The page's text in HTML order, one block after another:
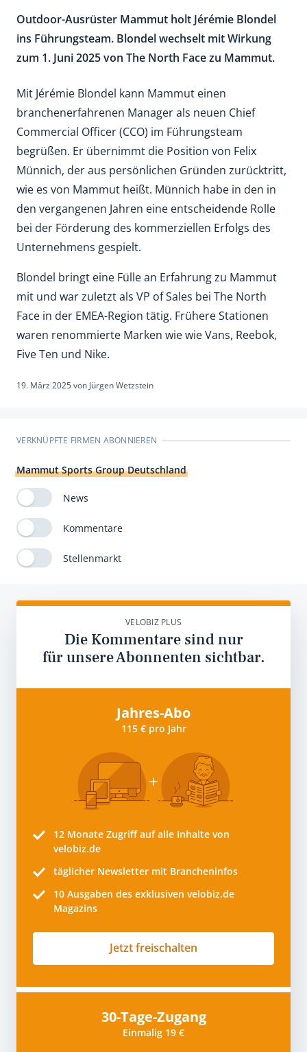
Outdoor-Ausrüster Mammut holt Jérémie Blondel
ins Führungsteam. Blondel wechselt mit Wirkung
zum 1. Juni 2025 von The North Face zu Mammut.
Mit Jérémie Blondel kann Mammut einen
branchenerfahrenen Manager als neuen Chief
Commercial Officer (CCO) im Führungsteam
begrüßen. Er übernimmt die Position von Felix
Münnich, der aus persönlichen Gründen zurücktritt,
wie es von Mammut heißt. Münnich habe in den in
den vergangenen Jahren eine entscheidende Rolle
bei der Förderung des kommerziellen Erfolgs des
Unternehmens gespielt.
Blondel bringt eine Fülle an Erfahrung zu Mammut
mit und war zuletzt als VP of Sales bei The North
Face in der EMEA-Region tätig. Frühere Stationen
waren renommierte Marken wie wie Vans, Reebok,
Five Ten und Nike.
19. März 2025von Jürgen Wetzstein
VERKNÜPFTE FIRMEN ABONNIEREN
Mammut Sports Group Deutschland
News
Kommentare
Stellenmarkt
VELOBIZ PLUS
Die Kommentare sind nur
für unsere Abonnenten sichtbar.
Jahres-Abo
115 € pro Jahr
12 Monate Zugriff auf alle Inhalte von
velobiz.de
täglicher Newsletter mit Brancheninfos
10 Ausgaben des exklusiven velobiz.de
Magazins
Jetzt freischalten
30-Tage-Zugang
Einmalig 19 €